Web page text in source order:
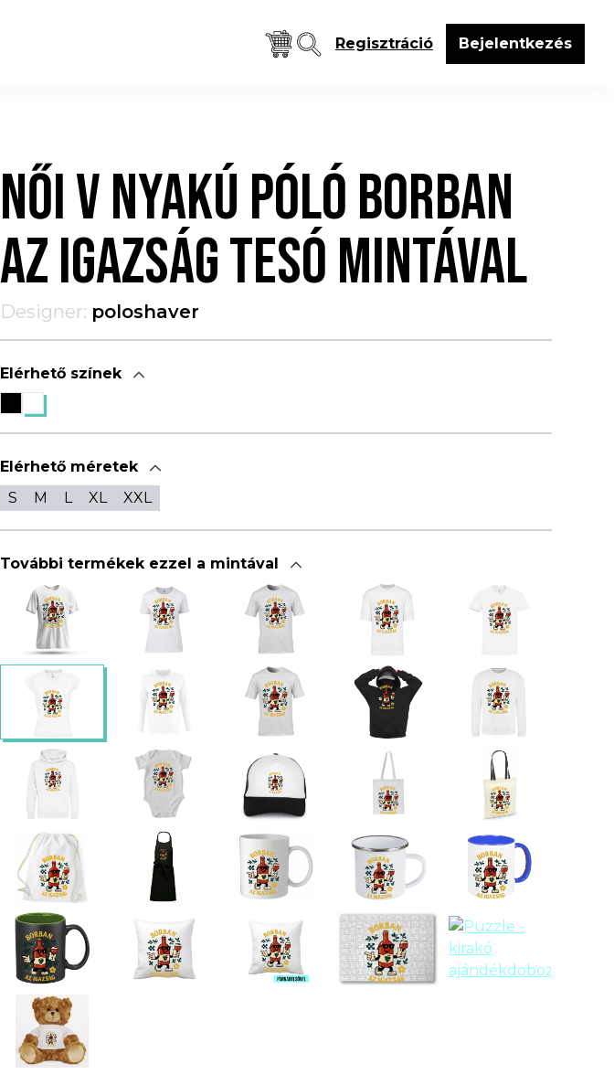
Regisztráció Bejelentkezés
NŐI V NYAKÚ PÓLÓ BORBAN
AZ IGAZSÁG TESÓ MINTÁVAL
Designer: poloshaver
Elérhető színek
Elérhető méretek
S
M L XL XXL
További termékek ezzel a mintával